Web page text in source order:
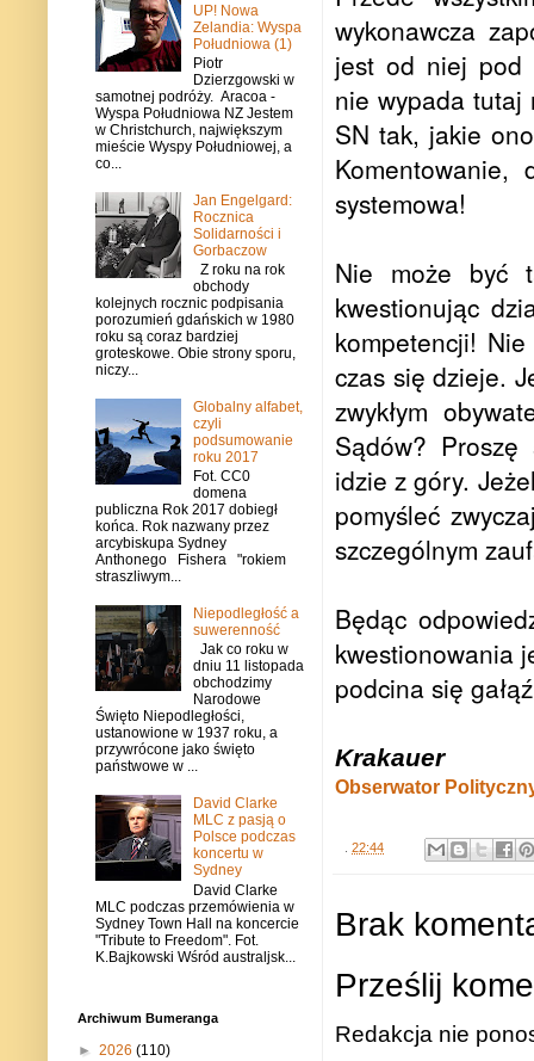
wykonawcza
jest od niej pod
nie wypada tutaj
SN tak, jakie
Komentowanie,
systemowa!
Nie może być
kwestionując
kompetencji!
czas się dzieje.
zwykłym
Sądów? Proszę
idzie z góry.
pomyśleć
szczególnym
Będąc
kwestionowania
podcina się
Krakauer
Obserwator
. 22:44
Brak
Prześlij
Redakcja nie
UP! Nowa
Zelandia: Wyspa
Południowa (1)
Piotr
Dzierzgowski w
samotnej podróży. Aracoa -
Wyspa Południowa NZ Jestem
w Christchurch, największym
mieście Wyspy Południowej, a
co...
Jan Engelgard:
Rocznica
Solidarności i
Gorbaczow
Z roku na rok
obchody
kolejnych rocznic podpisania
porozumień gdańskich w 1980
roku są coraz bardziej
groteskowe. Obie strony sporu,
niczy...
Globalny alfabet,
czyli
podsumowanie
roku 2017
Fot. CC0
domena
publiczna Rok 2017 dobiegł
końca. Rok nazwany przez
arcybiskupa Sydney
Anthonego Fishera "rokiem
straszliwym...
Niepodległość a
suwerenność
Jak co roku w
dniu 11 listopada
obchodzimy
Narodowe
Święto Niepodległości,
ustanowione w 1937 roku, a
przywrócone jako święto
państwowe w ...
David Clarke
MLC z pasją o
Polsce podczas
koncertu w
Sydney
David Clarke
MLC podczas przemówienia w
Sydney Town Hall na koncercie
"Tribute to Freedom". Fot.
K.Bajkowski Wśród australjsk...
Archiwum Bumeranga
► 2026 (110)